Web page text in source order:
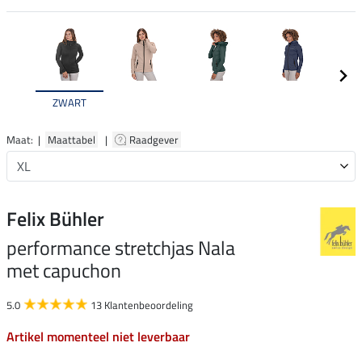
ZWART
Maat: | Maattabel | Raadgever
Felix Bühler
performance stretchjas Nala
met capuchon
5.0 13 Klantenbeoordeling
Artikel momenteel niet leverbaar